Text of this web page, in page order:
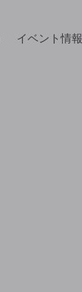
イベント情報